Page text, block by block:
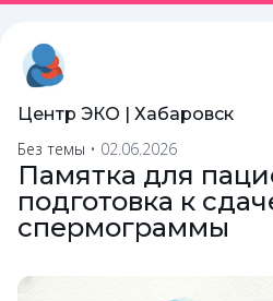
Центр ЭКО | Хабаровск
Без темы • 02.06.2026
Памятка для
подготовка к
спермограммы